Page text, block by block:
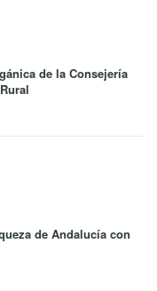
de la Consejería
de Andalucía con